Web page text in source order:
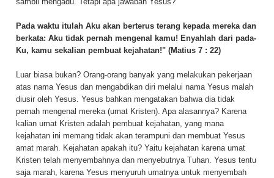
Pada waktu itulah Aku akan berterus terang kepada mereka dan
berkata: Aku tidak pernah mengenal kamu! Enyahlah dari pada-
Ku, kamu sekalian pembuat kejahatan!" (Matius 7 : 22)
Luar biasa bukan? Orang-orang banyak yang melakukan pekerjaan
atas nama Yesus dan mengabdikan diri melalui nama Yesus malah
diusir oleh Yesus. Yesus bahkan mengatakan bahwa dia tidak
pernah mengenal mereka (umat Kristen). Apa alasannya? Karena
kalian umat Kristen adalah pembuat kejahatan, yang mana
kejahatan ini memang tidak akan terampuni dan membuat Yesus
amat marah. Kejahatan apakah itu? Yaitu kejahatan karena umat
Kristen telah menyembahnya dan menyebutnya Tuhan. Yesus tentu
saja marah, karena Yesus menyuruh umatnya untuk menyembah